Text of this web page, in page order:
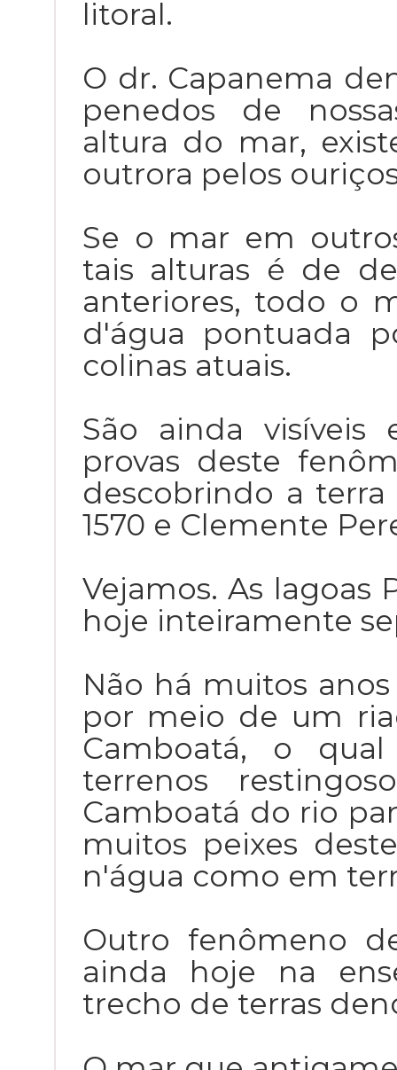
litoral.
O dr. Capanema
penedos de
altura do mar,
outrora pelos
Se o mar em
tais alturas é de
anteriores, todo o
d'água pontuada
colinas atuais.
São ainda visíveis
provas deste
descobrindo a
1570 e Clemente
Vejamos. As lagoas
hoje inteiramente
Não há muitos
por meio de um
Camboatá, o
terrenos
Camboatá do rio
muitos peixes
n'água como em
Outro fenômeno
ainda hoje na
trecho de terras